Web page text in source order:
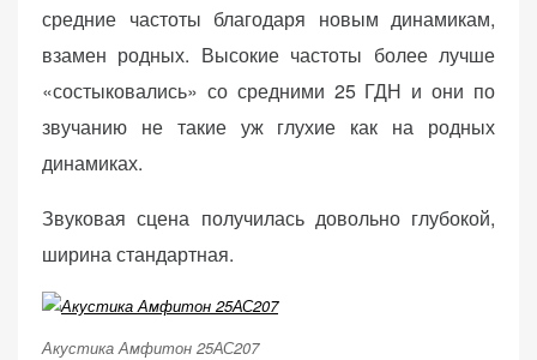
средние частоты благодаря новым динамикам,
взамен родных. Высокие частоты более лучше
«состыковались» со средними 25 ГДН и они по
звучанию не такие уж глухие как на родных
динамиках.
Звуковая сцена получилась довольно глубокой,
ширина стандартная.
Акустика Амфитон 25АС207